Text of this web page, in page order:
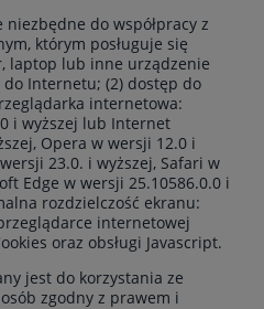
do współpracy z
którym posługuje się
laptop lub inne urządzenie
Internetu; (2) dostęp do
internetowa:
i wyższej lub Internet
Opera w wersji 12.0 i
23.0. i wyższej, Safari w
Edge w wersji 25.10586.0.0 i
rozdzielczość ekranu:
internetowej
oraz obsługi Javascript.
jest do korzystania ze
zgodny z prawem i